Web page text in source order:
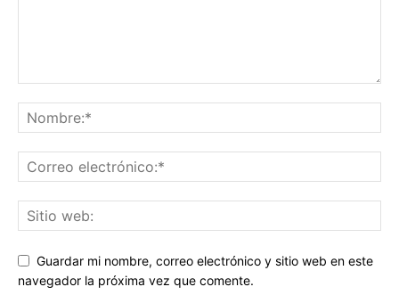
Guardar mi nombre, correo electrónico y sitio web en este
navegador la próxima vez que comente.